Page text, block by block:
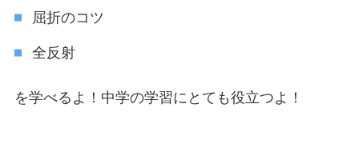
屈折のコツ
全反射
を学べるよ！中学の学習にとても役立つよ！